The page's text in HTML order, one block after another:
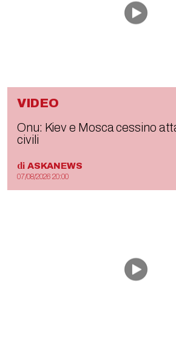
VIDEO
Onu: Kiev e Mosca cessino
civili
di ASKANEWS
07/08/2026 20:00